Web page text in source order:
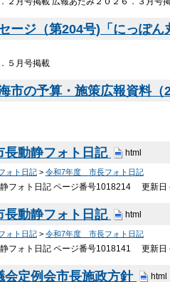
ージ（第204号)「にっぽん
５月号掲載
の予算・施策広報資料（
動静フォト日記 html
ォト日記> 令和7年度 市長フォト日記
フォト日記 ページ番号1018214 更新
動静フォト日記 html
ォト日記> 令和7年度 市長フォト日記
フォト日記 ページ番号1018141 更新
会定例会市長施政方針 html